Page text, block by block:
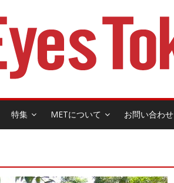
特集 METについて お問い合わせ